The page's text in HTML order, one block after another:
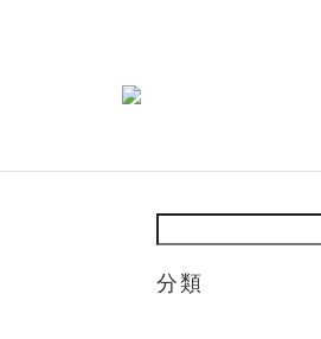
分類